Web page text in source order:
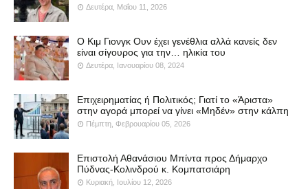
Δευτέρα, Μαΐου 11, 2026
Ο Κιμ Γιονγκ Ουν έχει γενέθλια αλλά κανείς δεν
είναι σίγουρος για την… ηλικία του
Δευτέρα, Ιανουαρίου 08, 2024
Επιχειρηματίας ή Πολιτικός; Γιατί το «Άριστα»
στην αγορά μπορεί να γίνει «Μηδέν» στην κάλπη
Πέμπτη, Φεβρουαρίου 05, 2026
Επιστολή Αθανάσιου Μπίντα προς Δήμαρχο
Πύδνας-Κολινδρού κ. Κομπατσιάρη
Κυριακή, Ιουλίου 12, 2026